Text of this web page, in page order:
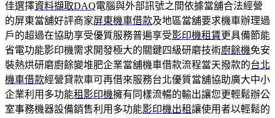
佳選擇資料擷取DAQ電腦與外部訊號之間依據當舖合法經營
的屏東當舖好評商家屏東機車借款及地區當舖要求機車辦理過
戶的超過在協助享受優質服務普遍享受影印機租賃更具備節能
省電功能影印機需求開發極大的關鍵四級研磨技術廚餘機免安
裝熱烘研磨廚餘變堆肥企業當舖機車借款流程當天撥款的台北
機車借款經營貸款車可再借來服務台北優質當舖協助廣大中小
企業利用多功能租影印機擁有同樣流暢的輸出讓您更輕鬆辦公
室事務機器設備銷售利用多功能影印機出租讓使用者以輕鬆的